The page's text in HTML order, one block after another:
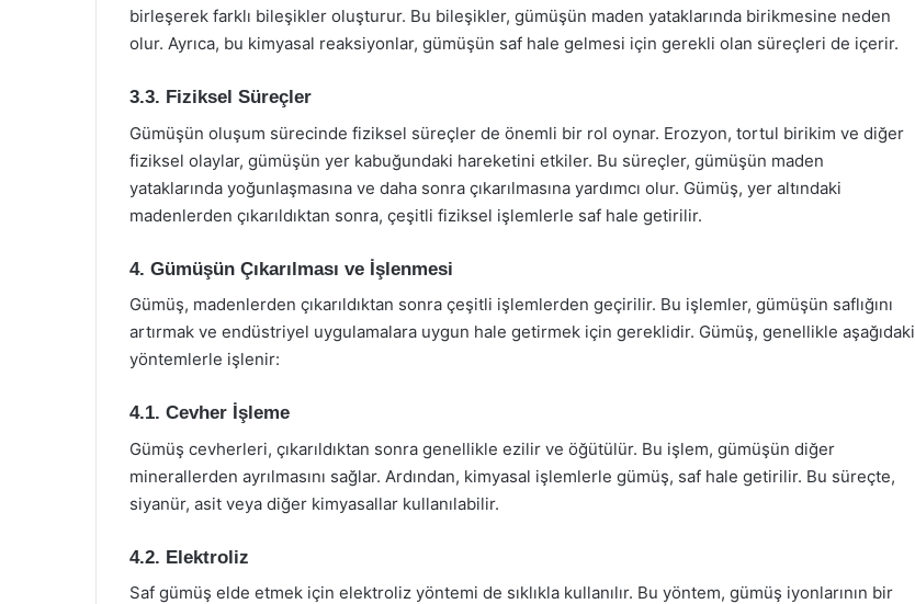
birleşerek farklı bileşikler oluşturur. Bu bileşikler, gümüşün maden yataklarında birikmesine neden
olur. Ayrıca, bu kimyasal reaksiyonlar, gümüşün saf hale gelmesi için gerekli olan süreçleri de içerir.
3.3. Fiziksel Süreçler
Gümüşün oluşum sürecinde fiziksel süreçler de önemli bir rol oynar. Erozyon, tortul birikim ve diğer
fiziksel olaylar, gümüşün yer kabuğundaki hareketini etkiler. Bu süreçler, gümüşün maden
yataklarında yoğunlaşmasına ve daha sonra çıkarılmasına yardımcı olur. Gümüş, yer altındaki
madenlerden çıkarıldıktan sonra, çeşitli fiziksel işlemlerle saf hale getirilir.
4. Gümüşün Çıkarılması ve İşlenmesi
Gümüş, madenlerden çıkarıldıktan sonra çeşitli işlemlerden geçirilir. Bu işlemler, gümüşün saflığını
artırmak ve endüstriyel uygulamalara uygun hale getirmek için gereklidir. Gümüş, genellikle aşağıdaki
yöntemlerle işlenir:
4.1. Cevher İşleme
Gümüş cevherleri, çıkarıldıktan sonra genellikle ezilir ve öğütülür. Bu işlem, gümüşün diğer
minerallerden ayrılmasını sağlar. Ardından, kimyasal işlemlerle gümüş, saf hale getirilir. Bu süreçte,
siyanür, asit veya diğer kimyasallar kullanılabilir.
4.2. Elektroliz
Saf gümüş elde etmek için elektroliz yöntemi de sıklıkla kullanılır. Bu yöntem, gümüş iyonlarının bir